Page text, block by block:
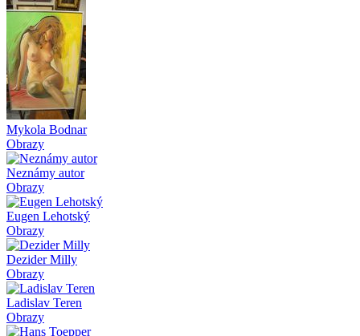
Mykola Bodnar
Obrazy
Neznámy autor
Obrazy
Eugen Lehotský
Obrazy
Dezider Milly
Obrazy
Ladislav Teren
Obrazy